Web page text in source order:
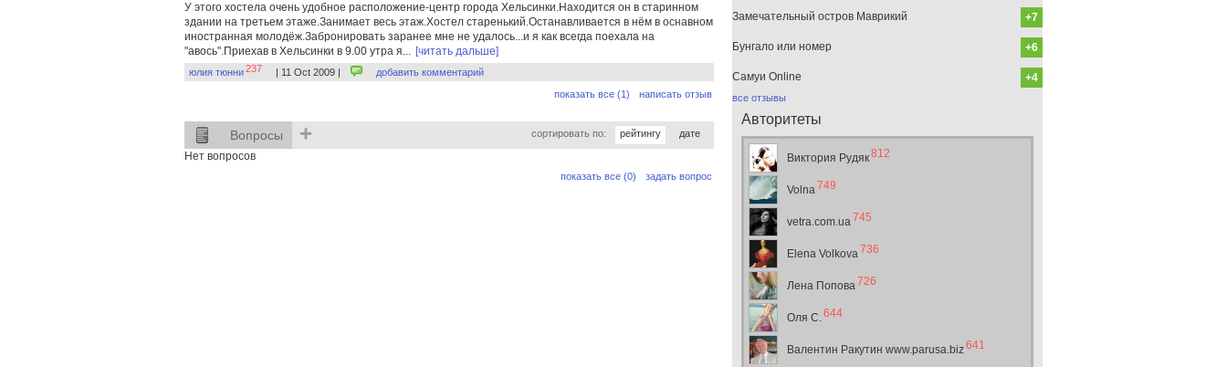
У этого хостела очень удобное расположение-центр города Хельсинки.Находится он в старинном
здании на третьем этаже.Занимает весь этаж.Хостел старенький.Останавливается в нём в оснавном
иностранная молодёж.Забронировать заранее мне не удалось...и я как всегда поехала на
"авось".Приехав в Хельсинки в 9.00 утра я... [читать дальше]
юлия тюнни237 | 11 Oct 2009 |
добавить комментарий
написать отзыв
показать все (1)
Вопросы + сортировать по: рейтингу дате
Нет вопросов
задать вопрос
показать все (0)
+7
Замечательный остров Маврикий
+6
Бунгало или номер
+4
Самуи Online
все отзывы
Авторитеты
Виктория Рудяк812
Volna749
vetra.com.ua745
Elena Volkova736
Лена Попова726
Оля С.644
Валентин Ракутин www.parusa.biz641